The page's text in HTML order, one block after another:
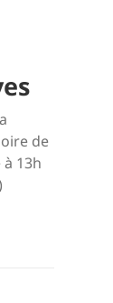
de
13h